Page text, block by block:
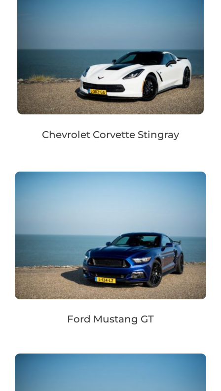
Chevrolet Corvette Stingray
Ford Mustang GT